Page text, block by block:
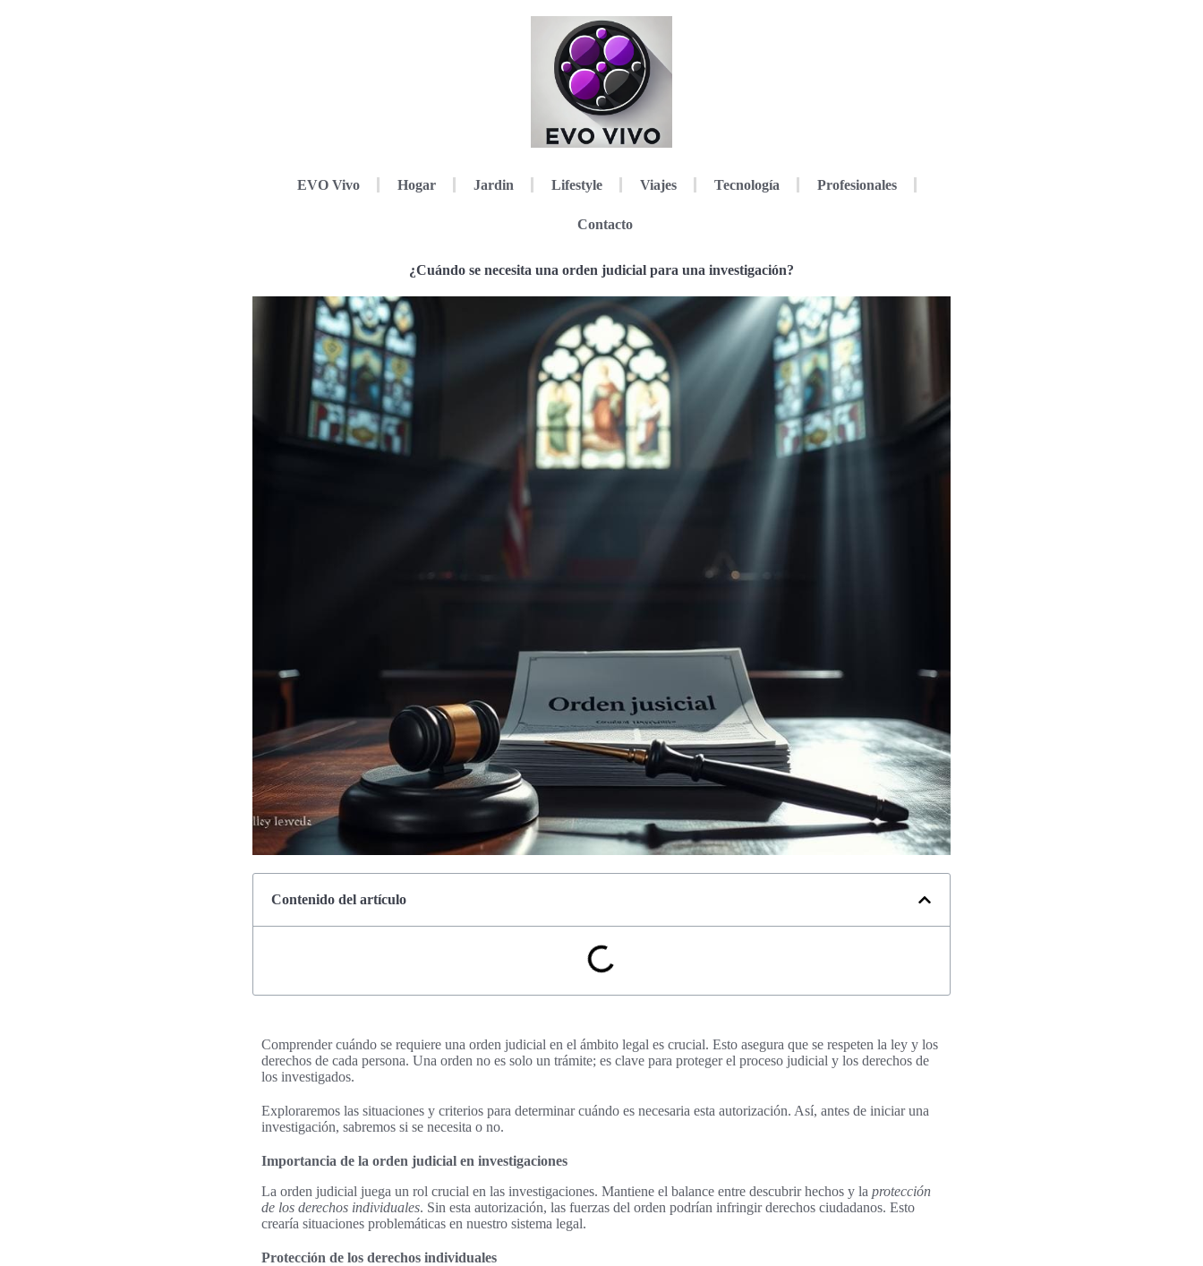
EVO Vivo Hogar Jardin Lifestyle Viajes Tecnología Profesionales
Contacto
¿Cuándo se necesita una orden judicial para una investigación?
Contenido del artículo
Comprender cuándo se requiere una orden judicial en el ámbito legal es crucial. Esto asegura que se respeten la ley y los
derechos de cada persona. Una orden no es solo un trámite; es clave para proteger el proceso judicial y los derechos de
los investigados.
Exploraremos las situaciones y criterios para determinar cuándo es necesaria esta autorización. Así, antes de iniciar una
investigación, sabremos si se necesita o no.
Importancia de la orden judicial en investigaciones
La orden judicial juega un rol crucial en las investigaciones. Mantiene el balance entre descubrir hechos y la protección
de los derechos individuales. Sin esta autorización, las fuerzas del orden podrían infringir derechos ciudadanos. Esto
crearía situaciones problemáticas en nuestro sistema legal.
Protección de los derechos individuales